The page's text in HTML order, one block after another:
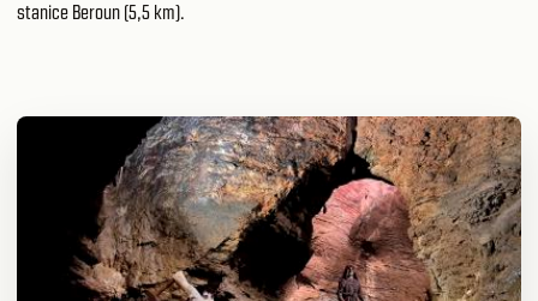
stanice Beroun (5,5 km).